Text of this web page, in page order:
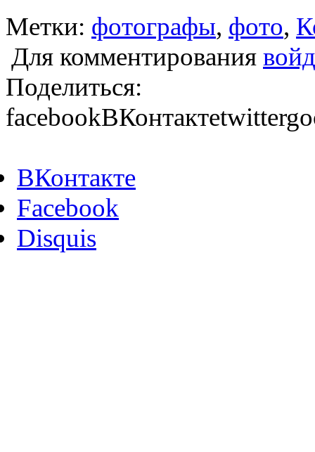
Метки: фотографы, фото,
Для комментирования
Поделиться:
facebookВКонтактеtwitter
ВКонтакте
Facebook
Disquis